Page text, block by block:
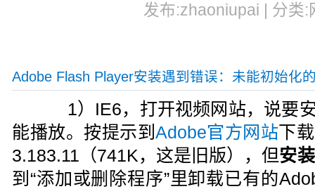
发布:zhaoniupai | 分类
Adobe Flash Player安装遇到错误：未能初始化
1）IE6，打开视频网站，说要安
能播放。按提示到Adobe官方网站下载
3.183.11（741K，这是旧版），但安
到“添加或删除程序”里卸载已有的